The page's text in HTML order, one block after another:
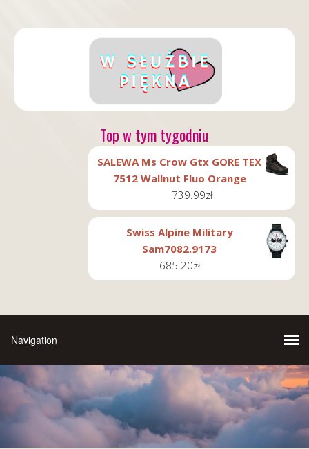
Top w tym tygodniu
SALEWA Ms Crow Gtx GORE TEX
7512 Wallnut Fluo Orange
739.99zł
Swiss Alpine Military
Sam7082.9173
685.20zł